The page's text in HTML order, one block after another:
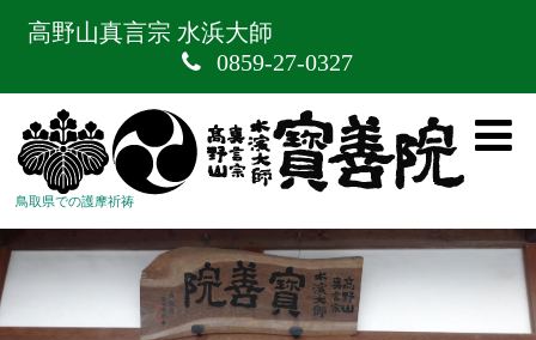
高野山真言宗 水浜大師
0859-27-0327
鳥取県での護摩祈祷